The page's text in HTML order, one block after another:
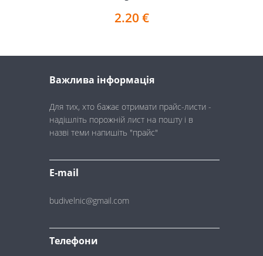
2.20 €
Важлива інформація
Для тих, хто бажає отримати прайс-листи -
надішліть порожній лист на пошту і в
назві теми напишіть "прайс"
E-mail
budivelnic@gmail.com
Телефони